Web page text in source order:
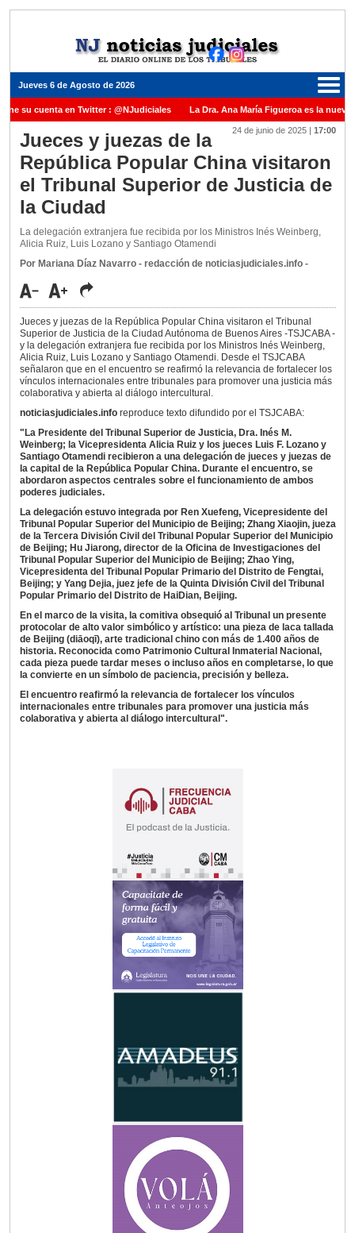
Jueves 6 de Agosto de 2026
su cuenta en Twitter : @NJudiciales La Dra. Ana María Figueroa es la nueva
Justicia de la Nación una medalla al Dr. Raul Zaffaroni en reconocimiento por su
Carles para cubrir vacante en la Corte Suprema de Justicia de la Nación
ante el Juez Daniel Rafecas
24 de junio de 2025 | 17:00
Jueces y juezas de la
República Popular China visitaron
el Tribunal Superior de Justicia de
la Ciudad
La delegación extranjera fue recibida por los Ministros Inés Weinberg,
Alicia Ruiz, Luis Lozano y Santiago Otamendi
Por Mariana Díaz Navarro - redacción de noticiasjudiciales.info -
Jueces y juezas de la República Popular China visitaron el Tribunal
Superior de Justicia de la Ciudad Autónoma de Buenos Aires -TSJCABA -
y la delegación extranjera fue recibida por los Ministros Inés Weinberg,
Alicia Ruiz, Luis Lozano y Santiago Otamendi. Desde el TSJCABA
señalaron que en el encuentro se reafirmó la relevancia de fortalecer los
vínculos internacionales entre tribunales para promover una justicia más
colaborativa y abierta al diálogo intercultural.
noticiasjudiciales.info reproduce texto difundido por el TSJCABA:
"La Presidente del Tribunal Superior de Justicia, Dra. Inés M.
Weinberg; la Vicepresidenta Alicia Ruiz y los jueces Luis F. Lozano y
Santiago Otamendi recibieron a una delegación de jueces y juezas de
la capital de la República Popular China. Durante el encuentro, se
abordaron aspectos centrales sobre el funcionamiento de ambos
poderes judiciales.
La delegación estuvo integrada por Ren Xuefeng, Vicepresidente del
Tribunal Popular Superior del Municipio de Beijing; Zhang Xiaojin, jueza
de la Tercera División Civil del Tribunal Popular Superior del Municipio
de Beijing; Hu Jiarong, director de la Oficina de Investigaciones del
Tribunal Popular Superior del Municipio de Beijing; Zhao Ying,
Vicepresidenta del Tribunal Popular Primario del Distrito de Fengtai,
Beijing; y Yang Dejia, juez jefe de la Quinta División Civil del Tribunal
Popular Primario del Distrito de HaiDian, Beijing.
En el marco de la visita, la comitiva obsequió al Tribunal un presente
protocolar de alto valor simbólico y artístico: una pieza de laca tallada
de Beijing (diāoqī), arte tradicional chino con más de 1.400 años de
historia. Reconocida como Patrimonio Cultural Inmaterial Nacional,
cada pieza puede tardar meses o incluso años en completarse, lo que
la convierte en un símbolo de paciencia, precisión y belleza.
El encuentro reafirmó la relevancia de fortalecer los vínculos
internacionales entre tribunales para promover una justicia más
colaborativa y abierta al diálogo intercultural".